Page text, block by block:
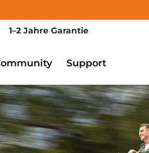
1–2 Jahre Garantie
Support